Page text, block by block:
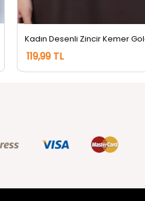
Kadın Desenli Zincir Kemer Gold
119,99 TL